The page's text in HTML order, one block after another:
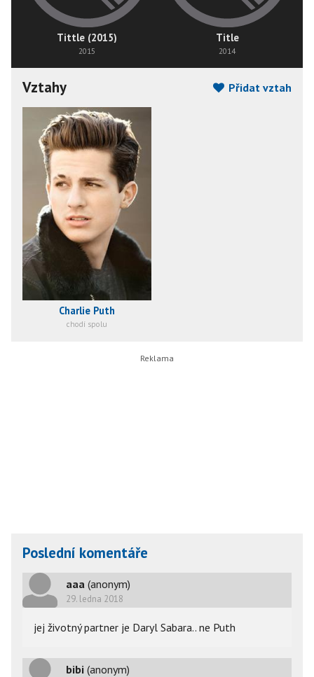
Tittle (2015)
2015
Title
2014
Vztahy Přidat vztah
Charlie Puth
chodí spolu
Poslední komentáře
aaa (anonym)
29. ledna 2018
jej životný partner je Daryl Sabara.. ne Puth
bibi (anonym)